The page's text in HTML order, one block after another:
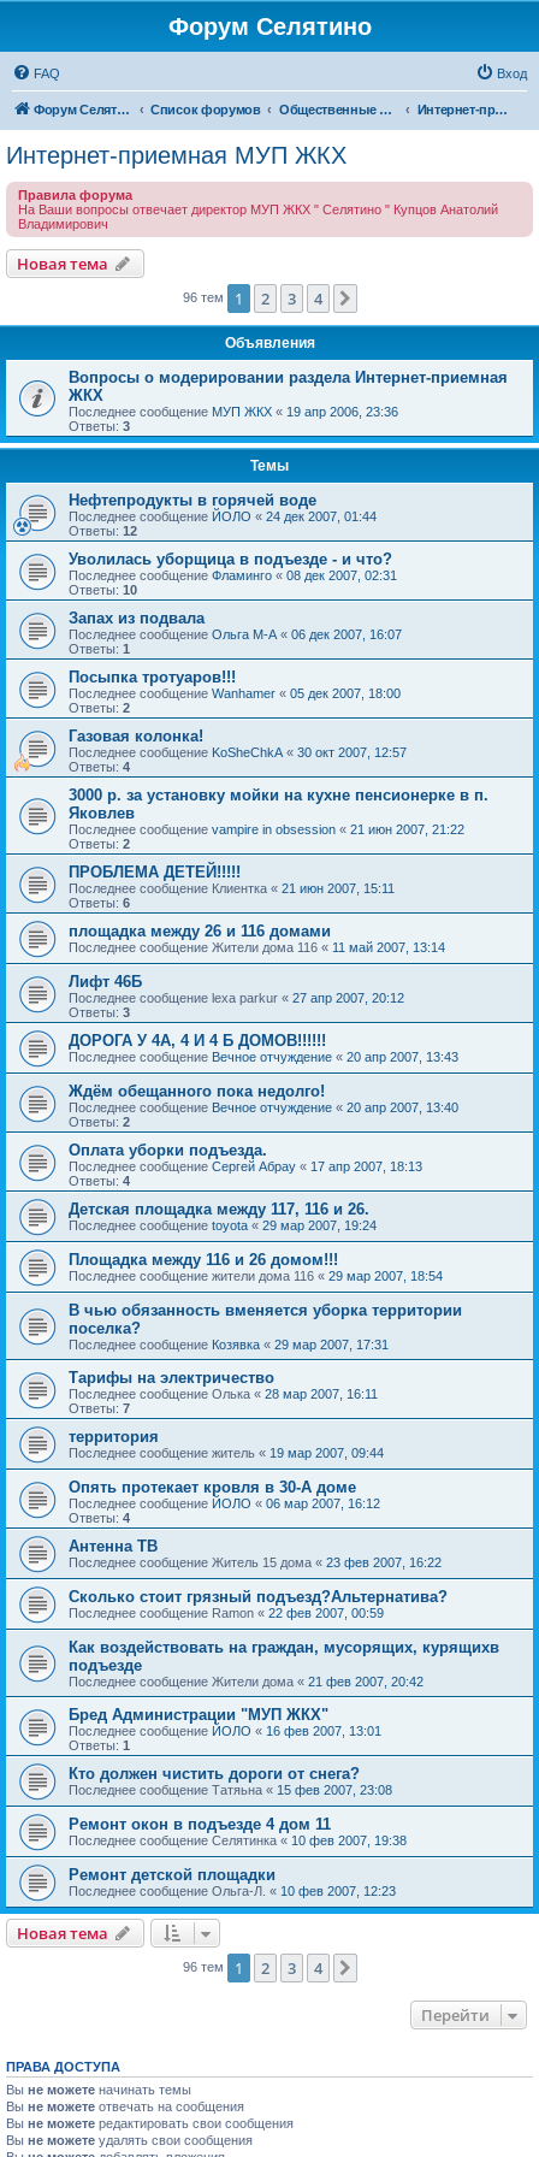
Форум Селятино
FAQ Вход
Форум Селятино Список форумов Общественные интернет-приемные Интернет-приемная МУП ЖКХ
Интернет-приемная МУП ЖКХ
Правила форума
На Ваши вопросы отвечает директор МУП ЖКХ " Селятино " Купцов Анатолий
Владимирович
Новая тема
96 тем 1 2 3 4
Объявления
Вопросы о модерировании раздела Интернет-приемная
ЖКХ
Последнее сообщение МУП ЖКХ « 19 апр 2006, 23:36
Ответы: 3
Темы
Нефтепродукты в горячей воде
Последнее сообщение ЙОЛО « 24 дек 2007, 01:44
Ответы: 12
Уволилась уборщица в подъезде - и что?
Последнее сообщение Фламинго « 08 дек 2007, 02:31
Ответы: 10
Запах из подвала
Последнее сообщение Ольга М-А « 06 дек 2007, 16:07
Ответы: 1
Посыпка тротуаров!!!
Последнее сообщение Wanhamer « 05 дек 2007, 18:00
Ответы: 2
Газовая колонка!
Последнее сообщение KoSheChkA « 30 окт 2007, 12:57
Ответы: 4
3000 р. за установку мойки на кухне пенсионерке в п.
Яковлев
Последнее сообщение vampire in obsession « 21 июн 2007, 21:22
Ответы: 2
ПРОБЛЕМА ДЕТЕЙ!!!!!
Последнее сообщение Клиентка « 21 июн 2007, 15:11
Ответы: 6
площадка между 26 и 116 домами
Последнее сообщение Жители дома 116 « 11 май 2007, 13:14
Лифт 46Б
Последнее сообщение lexa parkur « 27 апр 2007, 20:12
Ответы: 3
ДОРОГА У 4А, 4 И 4 Б ДОМОВ!!!!!!
Последнее сообщение Вечное отчуждение « 20 апр 2007, 13:43
Ждём обещанного пока недолго!
Последнее сообщение Вечное отчуждение « 20 апр 2007, 13:40
Ответы: 2
Оплата уборки подъезда.
Последнее сообщение Сергей Абрау « 17 апр 2007, 18:13
Ответы: 4
Детская площадка между 117, 116 и 26.
Последнее сообщение toyota « 29 мар 2007, 19:24
Площадка между 116 и 26 домом!!!
Последнее сообщение жители дома 116 « 29 мар 2007, 18:54
В чью обязанность вменяется уборка территории
поселка?
Последнее сообщение Козявка « 29 мар 2007, 17:31
Тарифы на электричество
Последнее сообщение Oлькa « 28 мар 2007, 16:11
Ответы: 7
территория
Последнее сообщение житель « 19 мар 2007, 09:44
Опять протекает кровля в 30-А доме
Последнее сообщение ЙОЛО « 06 мар 2007, 16:12
Ответы: 4
Антенна ТВ
Последнее сообщение Житель 15 дома « 23 фев 2007, 16:22
Сколько стоит грязный подъезд?Альтернатива?
Последнее сообщение Ramon « 22 фев 2007, 00:59
Как воздействовать на граждан, мусорящих, курящихв
подъезде
Последнее сообщение Жители дома « 21 фев 2007, 20:42
Бред Администрации "МУП ЖКХ"
Последнее сообщение ЙОЛО « 16 фев 2007, 13:01
Ответы: 1
Кто должен чистить дороги от снега?
Последнее сообщение Татяьна « 15 фев 2007, 23:08
Ремонт окон в подъезде 4 дом 11
Последнее сообщение Селятинка « 10 фев 2007, 19:38
Ремонт детской площадки
Последнее сообщение Ольга-Л. « 10 фев 2007, 12:23
Новая тема
96 тем 1 2 3 4
Перейти
ПРАВА ДОСТУПА
Вы не можете начинать темы
Вы не можете отвечать на сообщения
Вы не можете редактировать свои сообщения
Вы не можете удалять свои сообщения